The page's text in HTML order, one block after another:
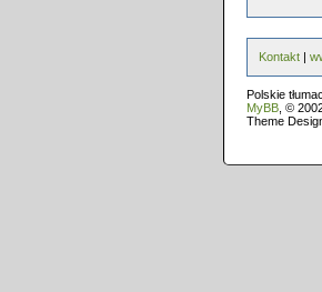
Kontakt |
Polskie
MyBB , ©
Theme